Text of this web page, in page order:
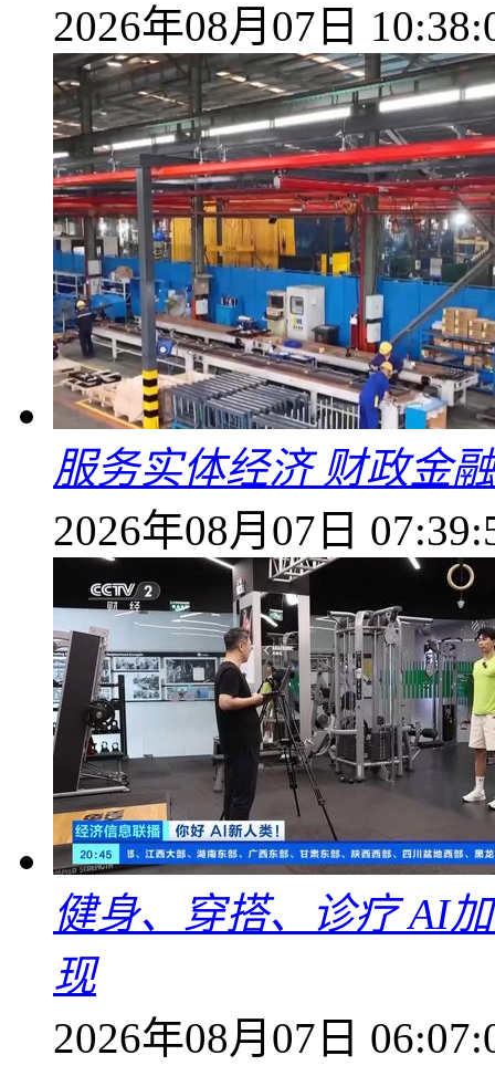
2026年08月07日
服务实体经济 财政金
2026年08月07日
健身、穿搭、诊疗 AI
现
2026年08月07日